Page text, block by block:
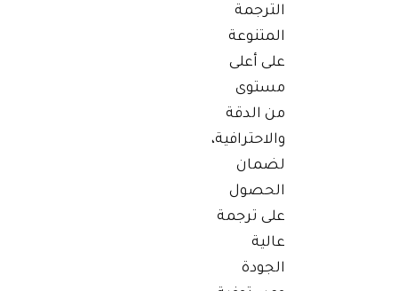
الترجمة
المتنوعة
على أعلى
مستوى
من الدقة
والاحترافية،
لضمان
الحصول
على ترجمة
عالية
الجودة